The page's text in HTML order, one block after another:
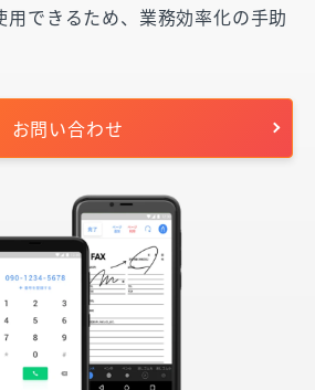
できるため、業務効率化の手助
お問い合わせ